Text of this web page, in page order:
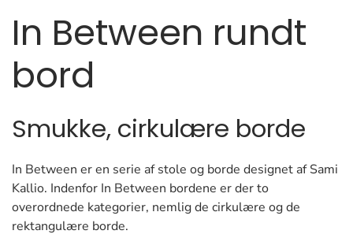
In Between rundt
bord
Smukke, cirkulære borde
In Between er en serie af stole og borde designet af Sami
Kallio. Indenfor In Between bordene er der to
overordnede kategorier, nemlig de cirkulære og de
rektangulære borde.